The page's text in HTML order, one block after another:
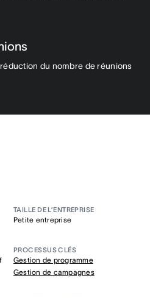
du nombre de réunions
TAILLE DE L’ENTREPRISE
Petite entreprise
PROCESSUS CLÉS
Gestion de programme
Gestion de campagnes